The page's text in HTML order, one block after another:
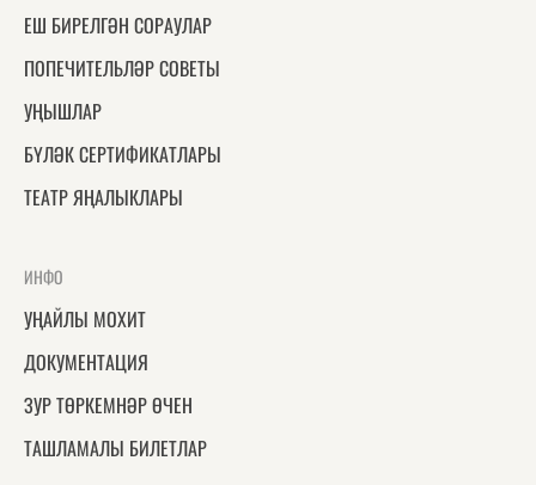
ЕШ БИРЕЛГӘН СОРАУЛАР
ПОПЕЧИТЕЛЬЛӘР СОВЕТЫ
УҢЫШЛАР
БҮЛӘК СЕРТИФИКАТЛАРЫ
ТЕАТР ЯҢАЛЫКЛАРЫ
ИНФО
УҢАЙЛЫ МОХИТ
ДОКУМЕНТАЦИЯ
ЗУР ТӨРКЕМНӘР ӨЧЕН
ТАШЛАМАЛЫ БИЛЕТЛАР